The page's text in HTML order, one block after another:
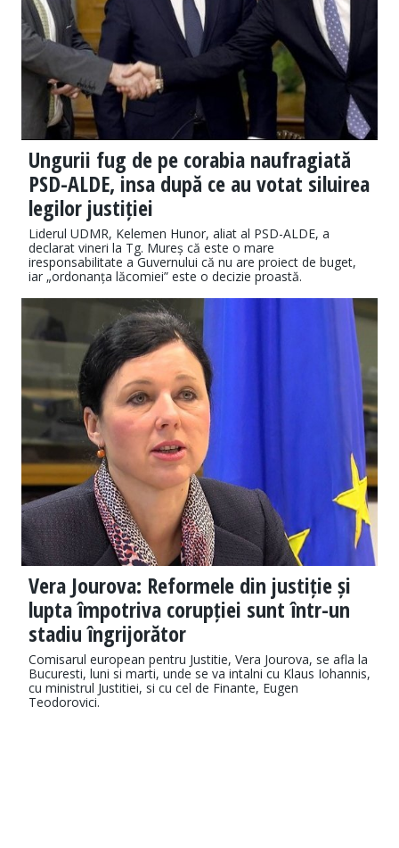
Ungurii fug de pe corabia naufragiată
PSD-ALDE, insa după ce au votat siluirea
legilor justiției
Liderul UDMR, Kelemen Hunor, aliat al PSD-ALDE, a
declarat vineri la Tg. Mureș că este o mare
iresponsabilitate a Guvernului că nu are proiect de buget,
iar „ordonanța lăcomiei” este o decizie proastă.
Vera Jourova: Reformele din justiție și
lupta împotriva corupției sunt într-un
stadiu îngrijorător
Comisarul european pentru Justitie, Vera Jourova, se afla la
Bucuresti, luni si marti, unde se va intalni cu Klaus Iohannis,
cu ministrul Justitiei, si cu cel de Finante, Eugen
Teodorovici.